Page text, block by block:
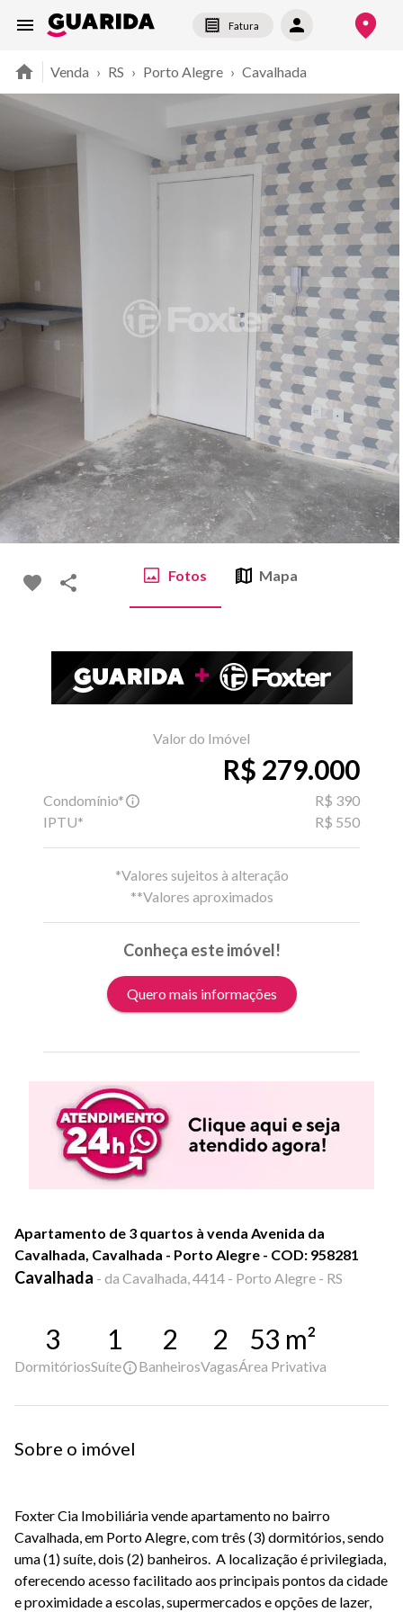
Fatura
Venda › RS › Porto Alegre › Cavalhada
Fotos Mapa
Valor do Imóvel
R$ 279.000
Condomínio*
R$ 390
IPTU*
R$ 550
*Valores sujeitos à alteração
**Valores aproximados
Conheça este imóvel!
Quero mais informações
Apartamento de 3 quartos à venda Avenida da
Cavalhada, Cavalhada - Porto Alegre - COD: 958281
Cavalhada - da Cavalhada, 4414 - Porto Alegre - RS
3
Dormitórios
1
Suíte
2
Banheiros
2
Vagas
53 m²
Área Privativa
Sobre o imóvel
Foxter Cia Imobiliária vende apartamento no bairro
Cavalhada, em Porto Alegre, com três (3) dormitórios, sendo
uma (1) suíte, dois (2) banheiros. A localização é privilegiada,
oferecendo acesso facilitado aos principais pontos da cidade
e proximidade a escolas, supermercados e opções de lazer,